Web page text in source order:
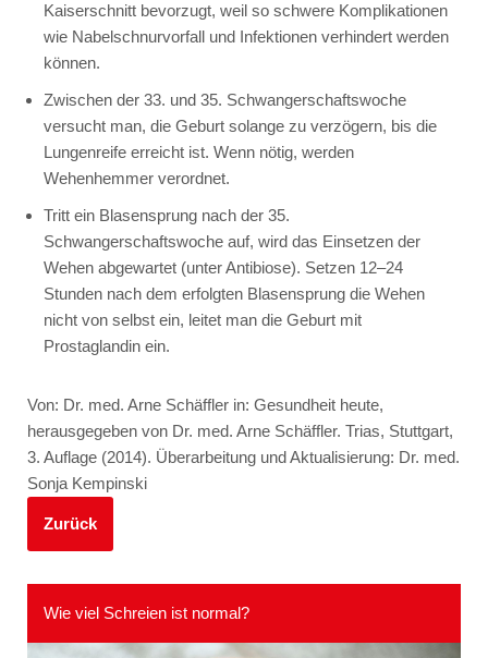
Kaiserschnitt bevorzugt, weil so schwere Komplikationen
wie Nabelschnurvorfall und Infektionen verhindert werden
können.
Zwischen der 33. und 35. Schwangerschaftswoche
versucht man, die Geburt solange zu verzögern, bis die
Lungenreife erreicht ist. Wenn nötig, werden
Wehenhemmer verordnet.
Tritt ein Blasensprung nach der 35.
Schwangerschaftswoche auf, wird das Einsetzen der
Wehen abgewartet (unter Antibiose). Setzen 12–24
Stunden nach dem erfolgten Blasensprung die Wehen
nicht von selbst ein, leitet man die Geburt mit
Prostaglandin ein.
Von: Dr. med. Arne Schäffler in: Gesundheit heute,
herausgegeben von Dr. med. Arne Schäffler. Trias, Stuttgart,
3. Auflage (2014). Überarbeitung und Aktualisierung: Dr. med.
Sonja Kempinski
Zurück
Wie viel Schreien ist normal?